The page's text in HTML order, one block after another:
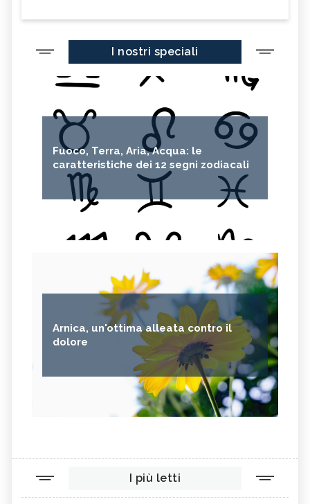
I nostri speciali
Fuoco, Terra, Aria, Acqua: le
caratteristiche dei 12 segni zodiacali
Arnica, un'ottima alleata contro il
dolore
I più letti